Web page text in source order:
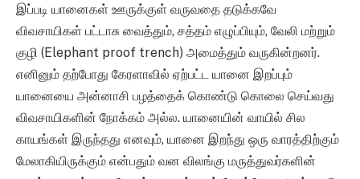
இப்படி யானைகள் ஊருக்குள் வருவதை தடுக்கவே
விவசாயிகள் பட்டாசு வைத்தும், சத்தம் எழுப்பியும், வேலி மற்றும்
குழி (Elephant proof trench) அமைத்தும் வருகின்றனர்.
எனினும் தற்போது கேரளாவில் ஏற்பட்ட யானை இறப்பும்
யானையை அன்னாசி பழத்தைக் கொண்டு கொலை செய்வது
விவசாயிகளின் நோக்கம் அல்ல. யானையின் வாயில் சில
காயங்கள் இருந்தது எனவும், யானை இறந்து ஒரு வாரத்திற்கும்
மேலாகியிருக்கும் என்பதும் வன விலங்கு மருத்துவர்களின்